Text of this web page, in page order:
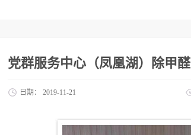
党群服务中心（凤凰湖）除甲醛
日期： 2019-11-21